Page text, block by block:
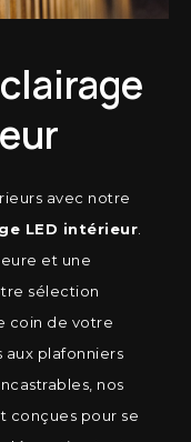
avec notre
LED intérieur
et une
sélection
coin de votre
aux plafonniers
nos
conçues pour se